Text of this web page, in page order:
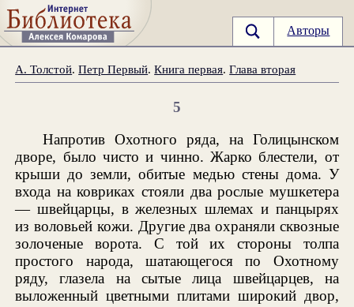
Авторы
А. Толстой.Петр Первый.Книга первая.Глава вторая
5
Напротив Охотного ряда, на Голицынском
дворе, было чисто и чинно. Жарко блестели, от
крыши до земли, обитые медью стены дома. У
входа на ковриках стояли два рослые мушкетера
— швейцарцы, в железных шлемах и панцырях
из воловьей кожи. Другие два охраняли сквозные
золоченые ворота. С той их стороны толпа
простого народа, шатающегося по Охотному
ряду, глазела на сытые лица швейцарцев, на
выложенный цветными плитами широкий двор,